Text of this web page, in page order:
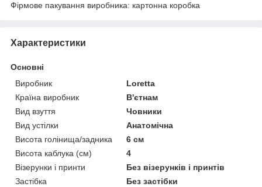
Фірмове пакування виробника: картонна коробка
Характеристики
Основні
Виробник
Loretta
Країна виробник
В'єтнам
Вид взуття
Човники
Вид устілки
Анатомічна
Висота голінища/задника
6 см
Висота каблука (см)
4
Візерунки і принти
Без візерунків і принтів
Застібка
Без застібки